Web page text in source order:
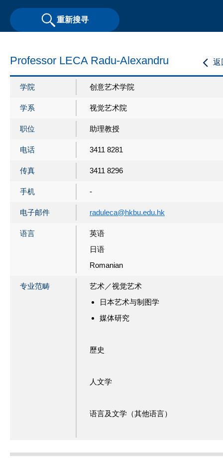
重新搜寻
返
Professor LECA Radu-Alexandru
学院 创意艺术学院
学系 视觉艺术院
职位 助理教授
电话 3411 8281
传真 3411 8296
手机 -
电子邮件 raduleca@hkbu.edu.hk
语言
英语
日语
Romanian
专业范畴
艺术／视觉艺术
日本艺术与制图学
媒体研究
歷史
人文学
语言及文学（其他语言）